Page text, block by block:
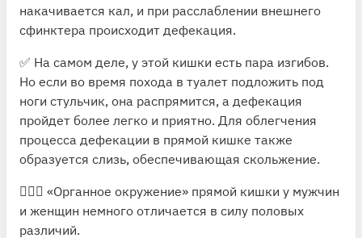
накачивается кал, и при расслаблении внешнего
сфинктера происходит дефекация.
✅ На самом деле, у этой кишки есть пара изгибов.
Но если во время похода в туалет подложить под
ноги стульчик, она распрямится, а дефекация
пройдет более легко и приятно. Для облегчения
процесса дефекации в прямой кишке также
образуется слизь, обеспечивающая скольжение.
👩‍❤️‍👨 «Органное окружение» прямой кишки у мужчин
и женщин немного отличается в силу половых
различий.